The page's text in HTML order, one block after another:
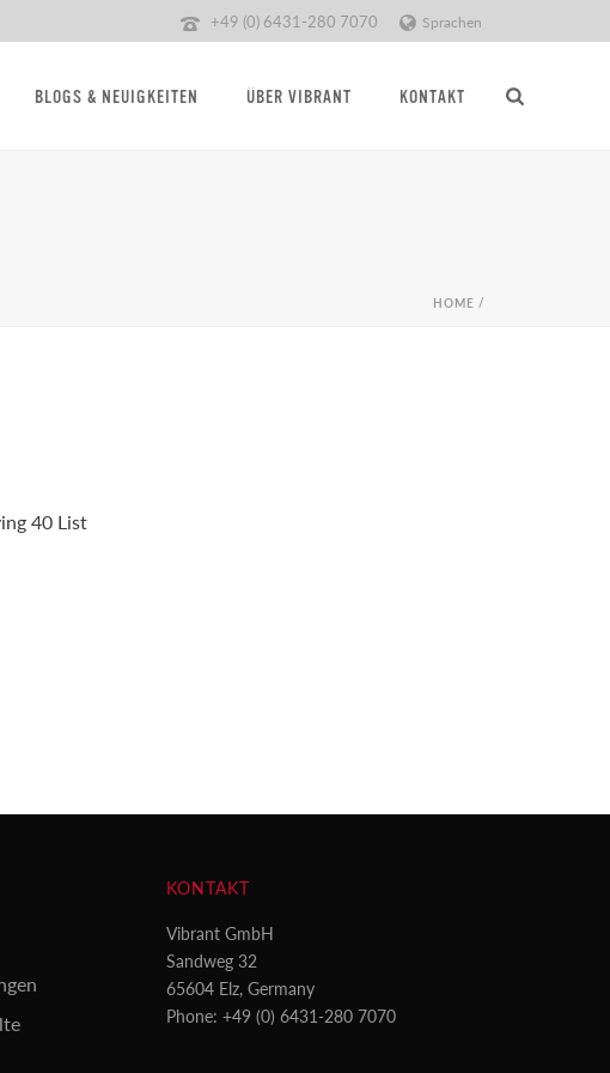
+49 (0) 6431-280 7070 Sprachen
BLOGS & NEUIGKEITEN ÜBER VIBRANT KONTAKT
HOME /
40 List
KONTAKT
Vibrant GmbH
Sandweg 32
65604 Elz, Germany
Phone: +49 (0) 6431-280 7070